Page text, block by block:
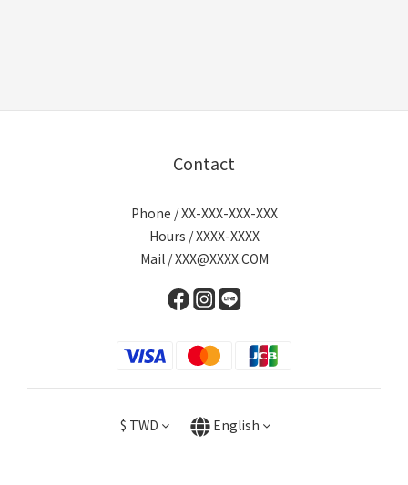
Contact
Phone / XX-XXX-XXX-XXX
Hours / XXXX-XXXX
Mail / XXX@XXXX.COM
$ TWD English